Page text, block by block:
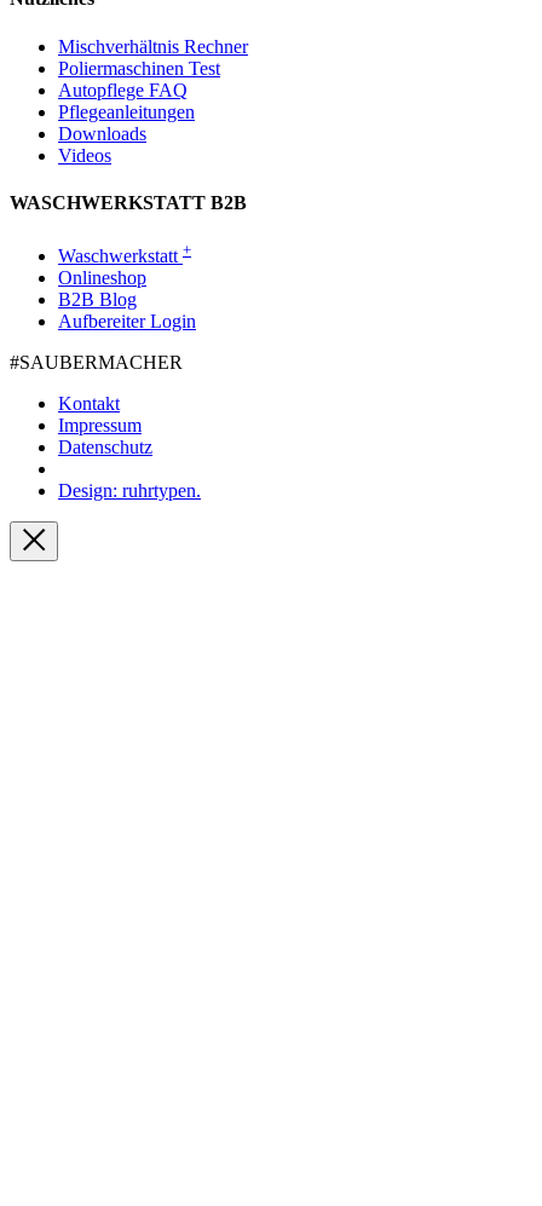
Mischverhältnis Rechner
Poliermaschinen Test
Autopflege FAQ
Pflegeanleitungen
Downloads
Videos
WASCHWERKSTATT B2B
Waschwerkstatt +
Onlineshop
B2B Blog
Aufbereiter Login
#SAUBER­MACHER
Kontakt
Impressum
Datenschutz
Design: ruhrtypen.